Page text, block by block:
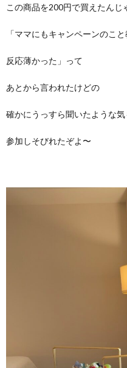
この商品を200円で買えたんじ
「ママにもキャンペーンのこ
反応薄かった」って
あとから言われたけどの
確かにうっすら聞いたような
参加しそびれたぞよ〜